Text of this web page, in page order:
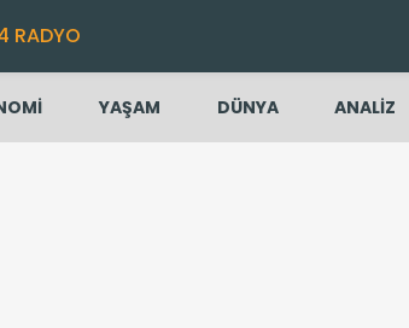
RADYO
YAŞAM DÜNYA ANALİZ